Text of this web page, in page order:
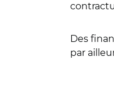
Des
par